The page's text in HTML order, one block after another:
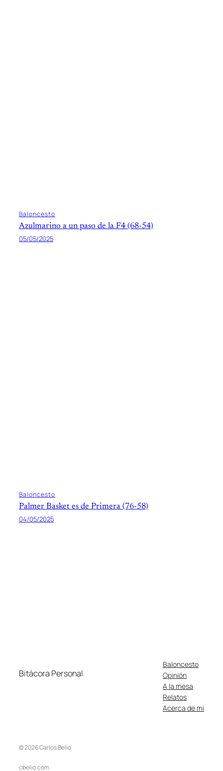
Baloncesto
Azulmarino a un paso de la F4 (68-54)
05/05/2025
Baloncesto
Palmer Basket es de Primera (76-58)
04/05/2025
Bitácora Personal
Baloncesto
Opinión
A la mesa
Relatos
Acerca de mi
© 2026 Carlos Belío
cbelio.com